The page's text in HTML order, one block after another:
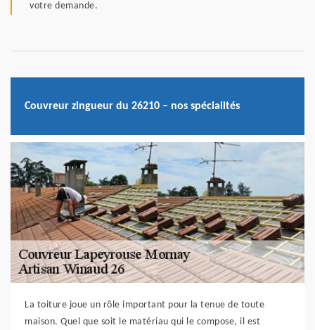
votre demande.
Couvreur zingueur du 26210 – nos spécialités
La toiture joue un rôle important pour la tenue de toute
maison. Quel que soit le matériau qui le compose, il est